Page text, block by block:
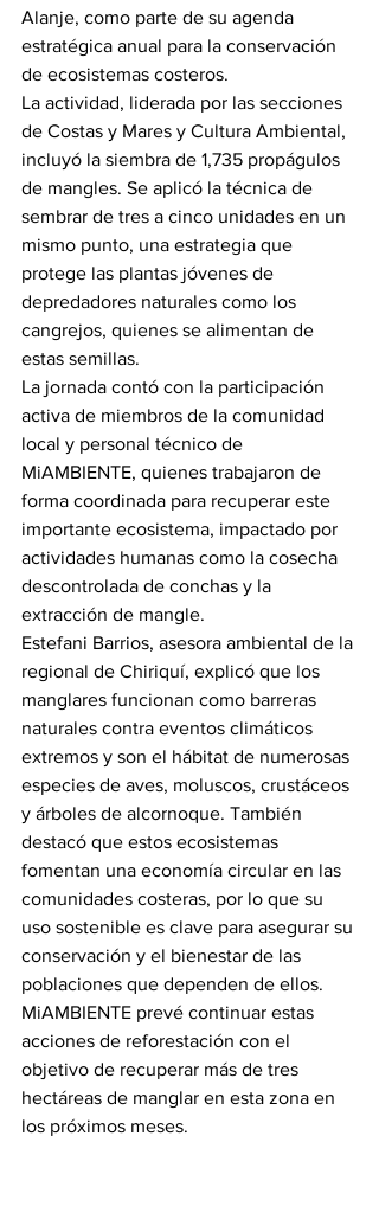
Alanje, como parte de su agenda
estratégica anual para la conservación
de ecosistemas costeros.
La actividad, liderada por las secciones
de Costas y Mares y Cultura Ambiental,
incluyó la siembra de 1,735 propágulos
de mangles. Se aplicó la técnica de
sembrar de tres a cinco unidades en un
mismo punto, una estrategia que
protege las plantas jóvenes de
depredadores naturales como los
cangrejos, quienes se alimentan de
estas semillas.
La jornada contó con la participación
activa de miembros de la comunidad
local y personal técnico de
MiAMBIENTE, quienes trabajaron de
forma coordinada para recuperar este
importante ecosistema, impactado por
actividades humanas como la cosecha
descontrolada de conchas y la
extracción de mangle.
Estefani Barrios, asesora ambiental de la
regional de Chiriquí, explicó que los
manglares funcionan como barreras
naturales contra eventos climáticos
extremos y son el hábitat de numerosas
especies de aves, moluscos, crustáceos
y árboles de alcornoque. También
destacó que estos ecosistemas
fomentan una economía circular en las
comunidades costeras, por lo que su
uso sostenible es clave para asegurar su
conservación y el bienestar de las
poblaciones que dependen de ellos.
MiAMBIENTE prevé continuar estas
acciones de reforestación con el
objetivo de recuperar más de tres
hectáreas de manglar en esta zona en
los próximos meses.